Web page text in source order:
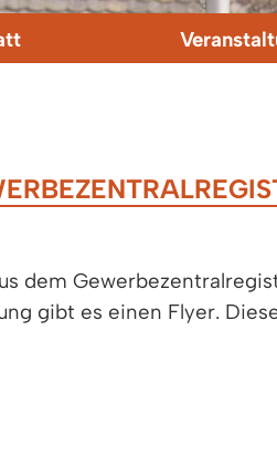
dem
gibt es einen Flyer.